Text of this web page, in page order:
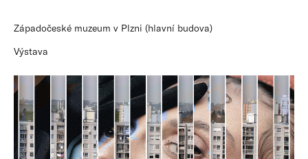
Západočeské muzeum v Plzni (hlavní budova)
Výstava